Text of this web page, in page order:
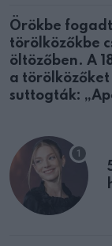
Örökbe
törölközőkbe
öltözőben. A
a
suttogták: